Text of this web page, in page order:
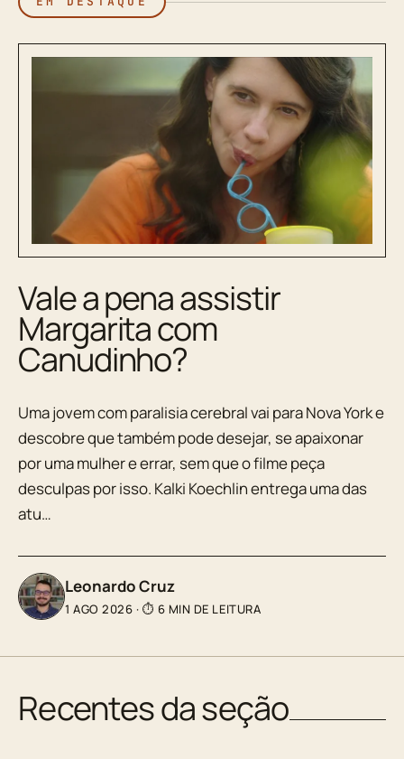
Vale a pena assistir
Margarita com
Canudinho?
Uma jovem com paralisia cerebral vai para Nova York e
descobre que também pode desejar, se apaixonar
por uma mulher e errar, sem que o filme peça
desculpas por isso. Kalki Koechlin entrega uma das
atu…
Leonardo Cruz
1 AGO 2026 · ⏱ 6 MIN DE LEITURA
Recentes da seção